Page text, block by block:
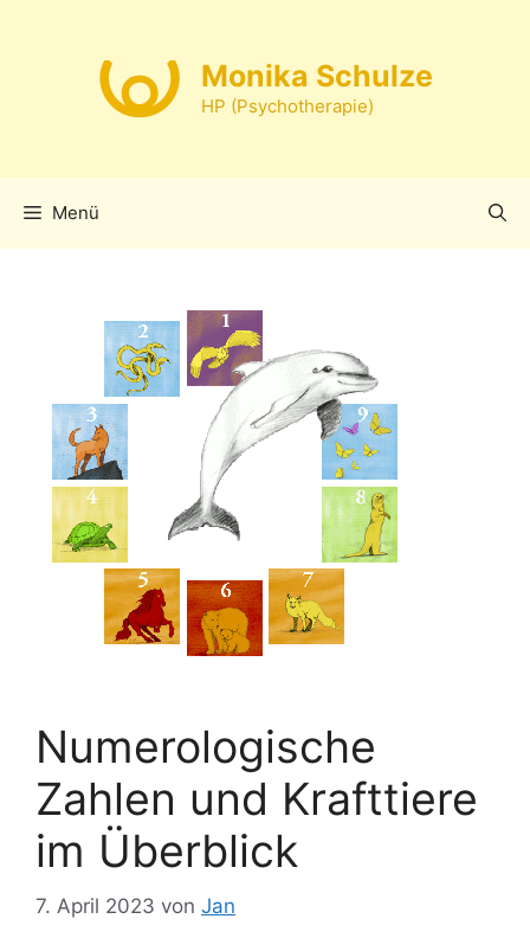
Monika Schulze
HP (Psychotherapie)
Menü
Numerologische
Zahlen und Krafttiere
im Überblick
7. April 2023 von Jan